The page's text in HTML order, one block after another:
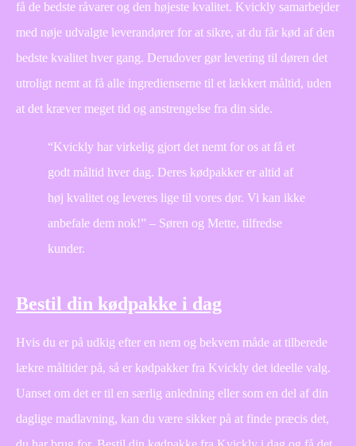
få de bedste råvarer og den højeste kvalitet. Kvickly samarbejder
med nøje udvalgte leverandører for at sikre, at du får kød af den
bedste kvalitet hver gang. Derudover gør levering til døren det
utroligt nemt at få alle ingredienserne til et lækkert måltid, uden
at det kræver meget tid og anstrengelse fra din side.
“Kvickly har virkelig gjort det nemt for os at få et
godt måltid hver dag. Deres kødpakker er altid af
høj kvalitet og leveres lige til vores dør. Vi kan ikke
anbefale dem nok!” – Søren og Mette, tilfredse
kunder.
Bestil din kødpakke i dag
Hvis du er på udkig efter en nem og bekvem måde at tilberede
lækre måltider på, så er kødpakker fra Kvickly det ideelle valg.
Uanset om det er til en særlig anledning eller som en del af din
daglige madlavning, kan du være sikker på at finde præcis det,